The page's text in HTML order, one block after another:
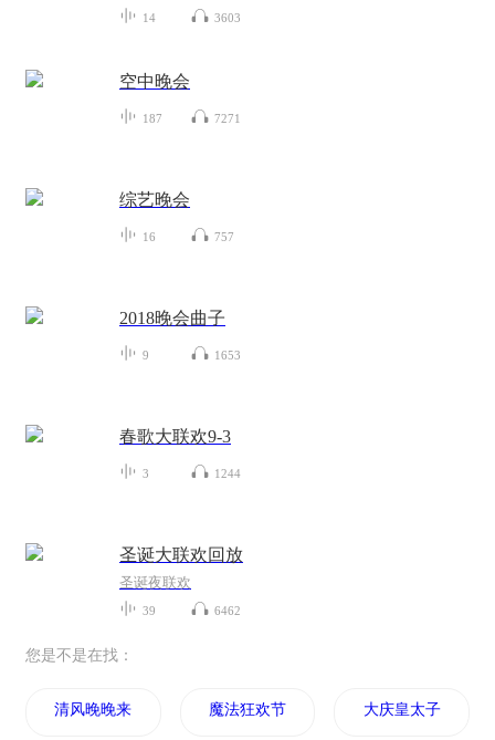
14 3603
空中晚会
187 7271
综艺晚会
16 757
2018晚会曲子
9 1653
春歌大联欢9-3
3 1244
圣诞大联欢回放
圣诞夜联欢
39 6462
您是不是在找：
清风晚晚来 魔法狂欢节 大庆皇太子